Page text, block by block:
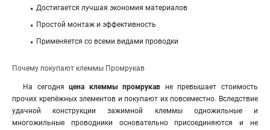
Достигается лучшая экономия материалов
Простой монтаж и эффективность
Применяется со всеми видами проводки
Почему покупают клеммы Промрукав
На сегодня цена клеммы промрукав не превышает стоимость
прочих крепёжных элементов и покупают их повсеместно. Вследствие
удачной конструкции зажимной клеммы одножильные и
многожильные проводники основательно присоединяются и не